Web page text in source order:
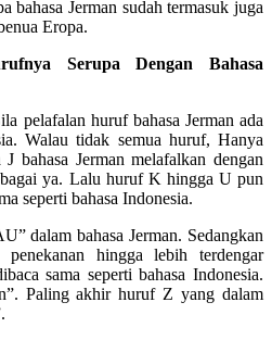
bahasa Jerman sudah termasuk juga
Eropa.
Serupa Dengan Bahasa
pelafalan huruf bahasa Jerman ada
Walau tidak semua huruf, Hanya
bahasa Jerman melafalkan dengan
ya. Lalu huruf K hingga U pun
seperti bahasa Indonesia.
dalam bahasa Jerman. Sedangkan
hingga lebih terdengar
sama seperti bahasa Indonesia.
Paling akhir huruf Z yang dalam